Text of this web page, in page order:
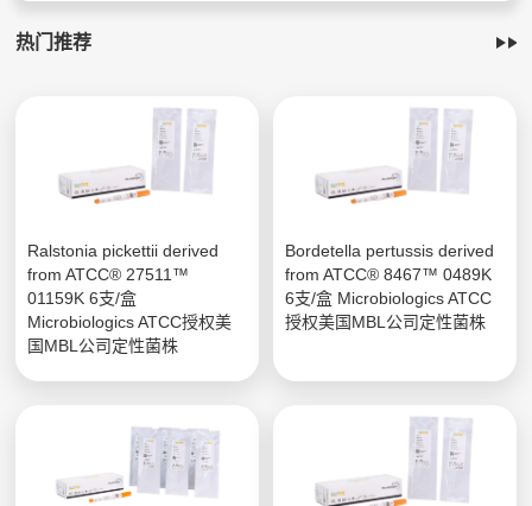
热门推荐
Ralstonia pickettii derived
from ATCC® 27511™
01159K 6支/盒
Microbiologics ATCC授权美
国MBL公司定性菌株
Bordetella pertussis derived
from ATCC® 8467™ 0489K
6支/盒 Microbiologics ATCC
授权美国MBL公司定性菌株